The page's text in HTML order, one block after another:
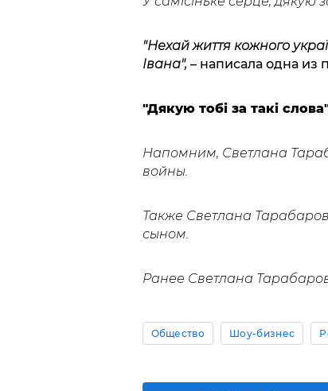
"Нехай життя кожного
Івана",– написала одна из
"Дякую тобі за такі
Напомним, Светлана
войны.
Также Светлана
сыном.
Ранее Светлана
Общество Шоу-бизнес